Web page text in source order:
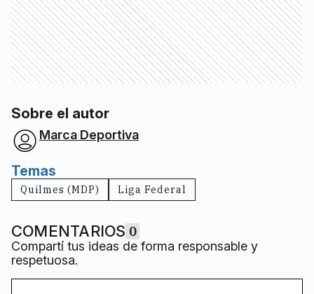
Sobre el autor
Marca Deportiva
Temas
Quilmes (MDP) Liga Federal
COMENTARIOS 0
Compartí tus ideas de forma responsable y
respetuosa.